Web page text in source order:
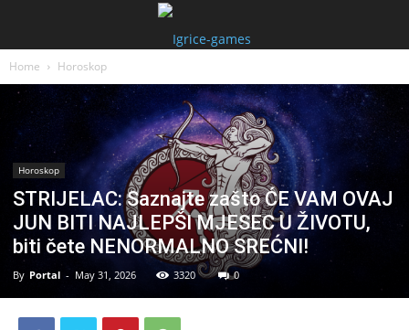
Home Horoskop
Horoskop
STRIJELAC: Saznajte zašto ĆE VAM OVAJ
JUN BITI NAJLEPŠI MJESEC U ŽIVOTU,
biti čete NENORMALNO SREĆNI!
By Portal - May 31, 2026 3320 0